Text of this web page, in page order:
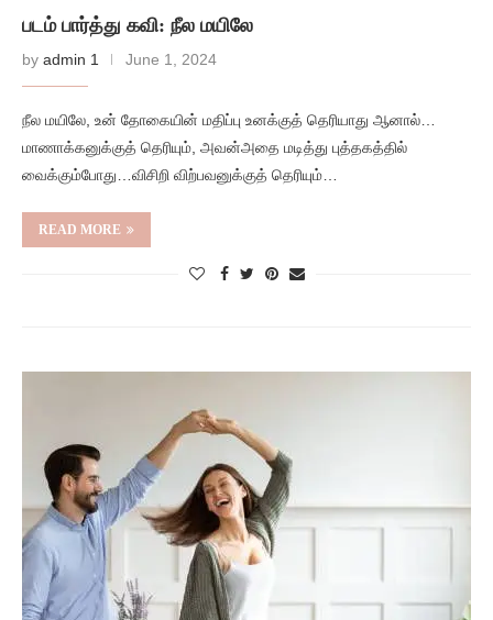
படம் பார்த்து கவி: நீல மயிலே
by admin 1 June 1, 2024
நீல மயிலே, உன் தோகையின் மதிப்பு உனக்குத் தெரியாது ஆனால்…
மாணாக்கனுக்குத் தெரியும், அவன்அதை மடித்து புத்தகத்தில்
வைக்கும்போது…விசிறி விற்பவனுக்குத் தெரியும்…
READ MORE